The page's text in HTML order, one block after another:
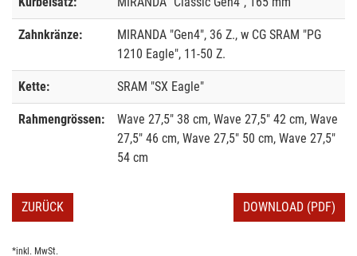
Zahnkränze:
MIRANDA "Gen4", 36 Z., w CG SRAM "PG
1210 Eagle", 11-50 Z.
Kette: SRAM "SX Eagle"
Rahmengrössen:
Wave 27,5" 38 cm, Wave 27,5" 42 cm, Wave
27,5" 46 cm, Wave 27,5" 50 cm, Wave 27,5"
54 cm
ZURÜCK DOWNLOAD (PDF)
*inkl. MwSt.